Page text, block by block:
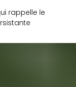
rappelle le